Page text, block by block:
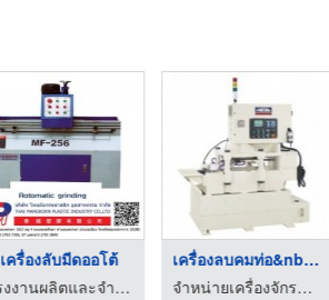
เครื่องลับมีดออโต้
โรงงานผลิตและจำหน่ายเครื่องจักรพลาสติก
เครื่องลบคมท่อ&nbsp;YU-60 ...
จำหน่ายเครื่องจักรและอุปกรณ์ เอ็กเซล แมชีน เทค